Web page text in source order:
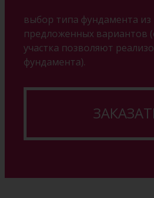
выбор типа фундамента из
предложенных вариантов
участка позволяют
фундамента).